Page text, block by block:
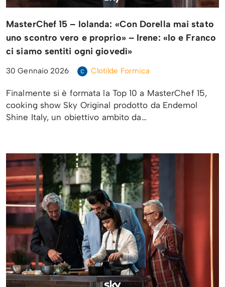
MasterChef 15 – Iolanda: «Con Dorella mai stato
uno scontro vero e proprio» – Irene: «Io e Franco
ci siamo sentiti ogni giovedì»
30 Gennaio 2026 Clotilde Formica
Finalmente si è formata la Top 10 a MasterChef 15,
cooking show Sky Original prodotto da Endemol
Shine Italy, un obiettivo ambito da…